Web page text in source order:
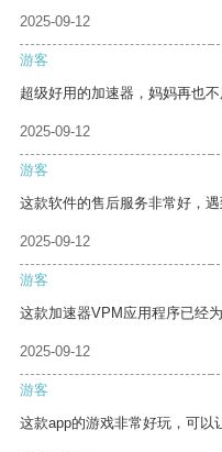
2025-09-12
游客
超级好用的加速器，妈妈再也
2025-09-12
游客
这款软件的售后服务非常好，遇
2025-09-12
游客
这款加速器VPM应用程序已经
2025-09-12
游客
这款app的游戏非常好玩，可以